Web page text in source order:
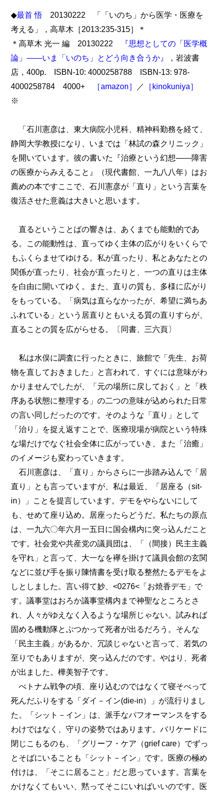
◆最首 悟 20130222 「「いのち」から医学・医療を
考える」，高草木［2013:235-315］＊
＊高草木 光一 編 20130222
『思想としての「医学概
論」――いま「いのち」とどう向き合うか』
，岩波書
店，400p. ISBN-10: 4000258788 ISBN-13: 978-
4000258784 4000+
［amazon］ ／
［kinokuniya］
※
「石川憲彦は、東大病院小児科、精神科勤務を経て、
静岡大学教授になり、いまでは「林試の森クリニック」
を開いています。彼の書いた『治療という幻想――障害
の医療からみえること』（現代書館、一九八八年）はお
薦めの本ですここで、石川憲彦が「直り」という言葉を
復活させた意義は大きいと思います。
直るということばの響きは、あくまでも能動的であ
る。この能動性は、直ってゆく主体の広がりをいくらで
もふくらませてゆける。私が直ったり、私とあなたとの
関係が直ったり、社会が直ったりと、一つの直りは主体
を白由に開いてゆく。また、直りの質も、多様に広がり
をもっている。「病気は直らなかったが、希望に満ちあ
ふれている」という居直りともいえる質の直りすらが、
直ることの質を広がらせる。〔同書、三六頁〕
私は水俣に調査に行ったときに、旅館で「先生、お荷
物を直しておきました」と言われて、すぐには意味がわ
かりませんでしたが、「元の場所に戻しておく」と「秩
序ある状態に整理する」の二つの意味が込められた日常
の言い同しだったのです。そのような「直り」として
「治り」を捉え返すことで、医療現場が病院という特殊
な場だけでなぐ社会全体に広がっていき、また「治癒」
のイメージも変わっていきます。
石川憲彦は、「直り」からさらに一歩踏み込んで「居
直り」とも言っていますが、私は最近、「居座る（sit-
in）」ことを提言しています。デモをやらないにして
も、せめて座り込め。居座ったらどうだ。私たちの原点
は、一九六〇年六月一五日に国会構内に突っ込んだこと
です。社会党や共産党の議員団は、「（間接）民主主義
を守れ」と言って、大一なを襷を掛けて議員会館の玄関
などに並び手を振り陳情書を受け取る整然たるデモをよ
しとしました。言い得て妙、<0276<「お焼香デモ」で
す。議事堂はおろか議事堂構内まで神聖なところとさ
れ、人々がゆえなく入るような場所じゃない。試みれば
固める機動隊とぷつかって死者が出るだろう。そんな
「民主主義」があるか、冗談じゃないと言って、若気の
至りでもありますが、突っ込んだのです。やはり、死者
が出ました。樺美智子です。
べトナム戦争の頃、座り込むのではなくて寝そべって
死んだふりをする「ダイ－イン(die-in）」が流行りまし
た。「シット－イン」は、派手なパフオーマンスをする
わけではなく、守りの姿勢ではあります。バリケードに
閉じこもるのも、「グリーフ・ケア（grief care）でずっ
とそばにいることも「シット－イン」です。医療の極め
付けは、「そこに居ること」だと思っています。言葉を
かけなくてもいい、黙ってそこにいればいいのです。医